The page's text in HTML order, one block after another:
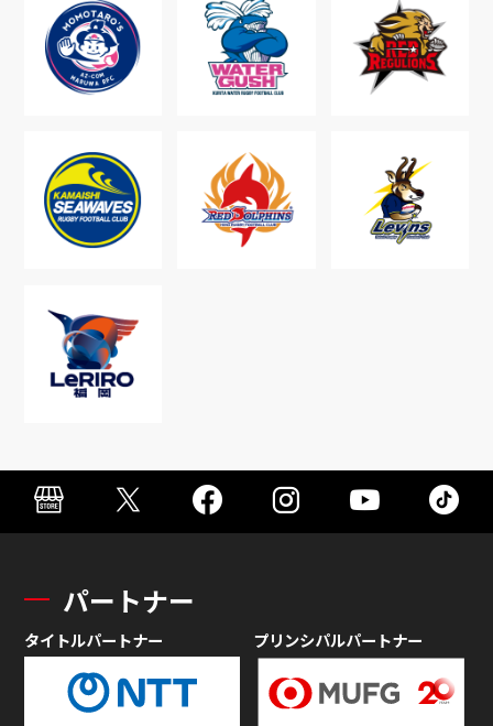
パートナー
タイトルパートナー プリンシパルパートナー